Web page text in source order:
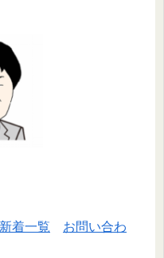
新着一覧
お問い合わ